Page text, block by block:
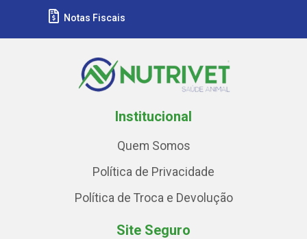
Notas Fiscais
Institucional
Quem Somos
Política de Privacidade
Política de Troca e Devolução
Site Seguro